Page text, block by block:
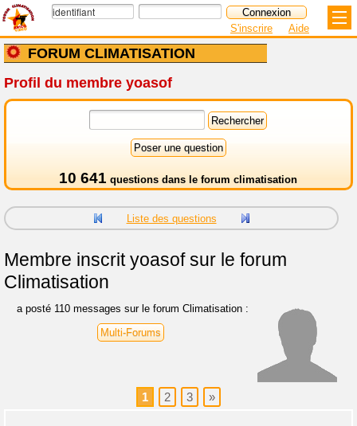
FORUM CLIMATISATION
S'inscrire Aide
Profil du membre yoasof
10 641 questions dans le forum climatisation
Liste des questions
Membre inscrityoasof sur le forum
Climatisation
a posté 110 messages sur le forum Climatisation :
Multi-Forums
1 2 3 »